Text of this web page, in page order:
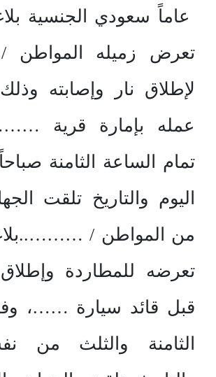
عاماً سعودي الجنسية
تعرض زميله
لإطلاق نار وإصابته
عمله بإمارة قرية
تمام الساعة الثامنة
اليوم والتاريخ تلقت
من المواطن /
تعرضه للمطاردة
قبل قائد سيارة ……،
الثامنة والثلث من